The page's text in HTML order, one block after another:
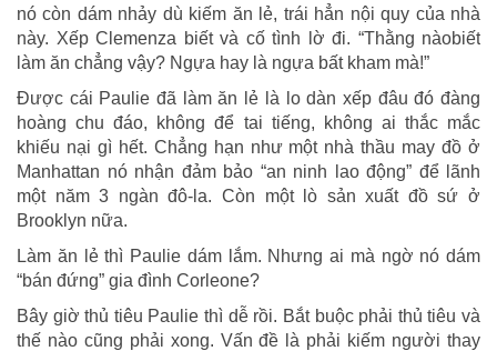
nó còn dám nhảy dù kiếm ăn lẻ, trái hẳn nội quy của nhà
này. Xếp Clemenza biết và cố tình lờ đi. “Thằng nàobiết
làm ăn chẳng vậy? Ngựa hay là ngựa bất kham mà!”
Được cái Paulie đã làm ăn lẻ là lo dàn xếp đâu đó đàng
hoàng chu đáo, không để tai tiếng, không ai thắc mắc
khiếu nại gì hết. Chẳng hạn như một nhà thầu may đồ ở
Manhattan nó nhận đảm bảo “an ninh lao động” để lãnh
một năm 3 ngàn đô-la. Còn một lò sản xuất đồ sứ ở
Brooklyn nữa.
Làm ăn lẻ thì Paulie dám lắm. Nhưng ai mà ngờ nó dám
“bán đứng” gia đình Corleone?
Bây giờ thủ tiêu Paulie thì dễ rồi. Bắt buộc phải thủ tiêu và
thế nào cũng phải xong. Vấn đề là phải kiếm người thay